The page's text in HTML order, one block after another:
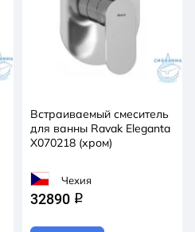
Встраиваемый смеситель
для ванны Ravak Eleganta
X070218 (хром)
Чехия
32890 q